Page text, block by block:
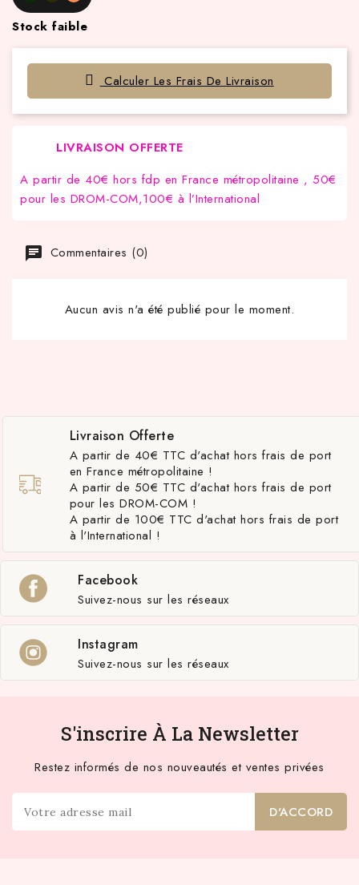
Stock faible
Calculer Les Frais De Livraison
LIVRAISON OFFERTE
A partir de 40€ hors fdp en France métropolitaine , 50€
pour les DROM-COM,100€ à l’International
Commentaires (0)
Aucun avis n'a été publié pour le moment.
Livraison Offerte
A partir de 40€ TTC d'achat hors frais de port
en France métropolitaine !
A partir de 50€ TTC d'achat hors frais de port
pour les DROM-COM !
A partir de 100€ TTC d'achat hors frais de port
à l'International !
Facebook
Suivez-nous sur les réseaux
Instagram
Suivez-nous sur les réseaux
S'inscrire À La Newsletter
Restez informés de nos nouveautés et ventes privées